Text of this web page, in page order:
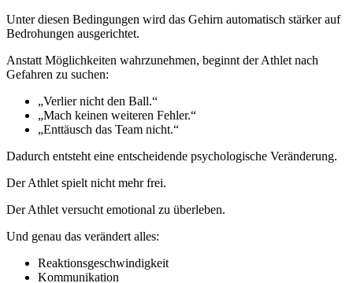
Unter diesen Bedingungen wird das Gehirn automatisch stärker auf
Bedrohungen ausgerichtet.
Anstatt Möglichkeiten wahrzunehmen, beginnt der Athlet nach
Gefahren zu suchen:
„Verlier nicht den Ball.“
„Mach keinen weiteren Fehler.“
„Enttäusch das Team nicht.“
Dadurch entsteht eine entscheidende psychologische Veränderung.
Der Athlet spielt nicht mehr frei.
Der Athlet versucht emotional zu überleben.
Und genau das verändert alles:
Reaktionsgeschwindigkeit
Kommunikation